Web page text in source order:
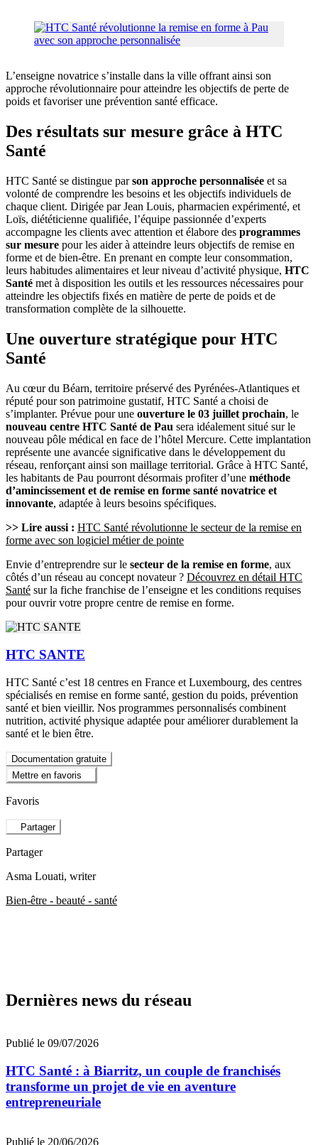
L’enseigne novatrice s’installe dans la ville offrant ainsi son
approche révolutionnaire pour atteindre les objectifs de perte de
poids et favoriser une prévention santé efficace.
Des résultats sur mesure grâce à HTC
Santé
HTC Santé se distingue parson approche personnalisée et sa
volonté de comprendre les besoins et les objectifs individuels de
chaque client. Dirigée par Jean Louis, pharmacien expérimenté, et
Loïs, diététicienne qualifiée, l’équipe passionnée d’experts
accompagne les clients avec attention et élabore des programmes
sur mesure pour les aider à atteindre leurs objectifs de remise en
forme et de bien-être. En prenant en compte leur consommation,
leurs habitudes alimentaires et leur niveau d’activité physique, HTC
Santé met à disposition les outils et les ressources nécessaires pour
atteindre les objectifs fixés en matière de perte de poids et de
transformation complète de la silhouette.
Une ouverture stratégique pour HTC
Santé
Au cœur du Béarn, territoire préservé des Pyrénées-Atlantiques et
réputé pour son patrimoine gustatif, HTC Santé a choisi de
s’implanter. Prévue pour une ouverture le 03 juillet prochain, le
nouveau centre HTC Santé de Pau sera idéalement situé sur le
nouveau pôle médical en face de l’hôtel Mercure. Cette implantation
représente une avancée significative dans le développement du
réseau, renforçant ainsi son maillage territorial. Grâce à HTC Santé,
les habitants de Pau pourront désormais profiter d’une méthode
d’amincissement et de remise en forme santé novatrice et
innovante, adaptée à leurs besoins spécifiques.
>> Lire aussi : HTC Santé révolutionne le secteur de la remise en
forme avec son logiciel métier de pointe
Envie d’entreprendre sur le secteur de la remise en forme, aux
côtés d’un réseau au concept novateur ? Découvrez en détail HTC
Santé sur la fiche franchise de l’enseigne et les conditions requises
pour ouvrir votre propre centre de remise en forme.
HTC SANTE
HTC Santé c’est 18 centres en France et Luxembourg, des centres
spécialisés en remise en forme santé, gestion du poids, prévention
santé et bien vieillir. Nos programmes personnalisés combinent
nutrition, activité physique adaptée pour améliorer durablement la
santé et le bien être.
Documentation gratuite
Mettre en favoris
Favoris
Partager
Partager
Asma Louati, writer
Bien-être - beauté - santé
Dernières news du réseau
Publié le 09/07/2026
HTC Santé : à Biarritz, un couple de franchisés
transforme un projet de vie en aventure
entrepreneuriale
Publié le 20/06/2026